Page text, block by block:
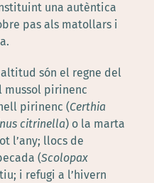
una autèntica
pas als matollars i
són el regne del
mussol pirinenc
pirinenc (Certhia
citrinella) o la marta
l’any; llocs de
(Scolopax
i refugi a l’hivern